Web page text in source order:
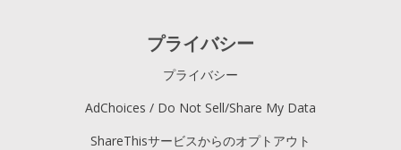
プライバシー
プライバシー
AdChoices / Do Not Sell/Share My Data
ShareThisサービスからのオプトアウト